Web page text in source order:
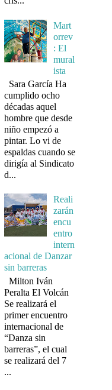
Mart
orrev
: El
mural
ista
Sara García Ha
cumplido ocho
décadas aquel
hombre que desde
niño empezó a
pintar. Lo vi de
espaldas cuando se
dirigía al Sindicato
d...
Reali
zarán
encu
entro
intern
acional de Danzar
sin barreras
Milton Iván
Peralta El Volcán
Se realizará el
primer encuentro
internacional de
“Danza sin
barreras”, el cual
se realizará del 7
...